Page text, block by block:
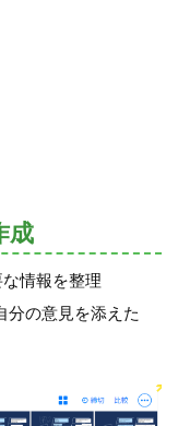
成
情報を整理
分の意見を添えた